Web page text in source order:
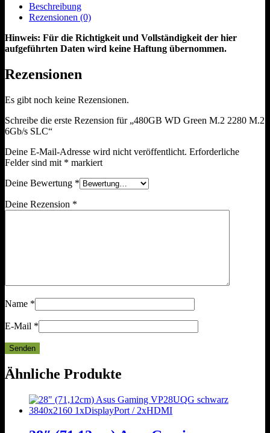
Beschreibung
Rezensionen (0)
Hinweis: Für die Richtigkeit und Vollständigkeit der hier
aufgeführten Daten wird keine Haftung übernommen.
Rezensionen
Es gibt noch keine Rezensionen.
Schreibe die erste Rezension für „480GB WD Green M.2 2280 M.2
6Gb/s SLC“
Deine E-Mail-Adresse wird nicht veröffentlicht. Erforderliche
Felder sind mit * markiert
Deine Bewertung *
Deine Rezension *
Name *
E-Mail *
Ähnliche Produkte